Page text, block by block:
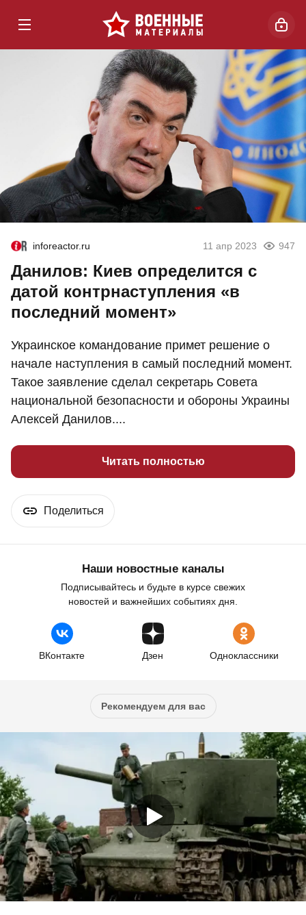
inforeactor.ru 11 апр 2023 947
Данилов: Киев определится с
датой контрнаступления «в
последний момент»
Украинское командование примет решение о
начале наступления в самый последний момент.
Такое заявление сделал секретарь Совета
национальной безопасности и обороны Украины
Алексей Данилов....
Читать полностью
Поделиться
Наши новостные каналы
Подписывайтесь и будьте в курсе свежих
новостей и важнейших событиях дня.
ВКонтакте Дзен Одноклассники
Рекомендуем для вас